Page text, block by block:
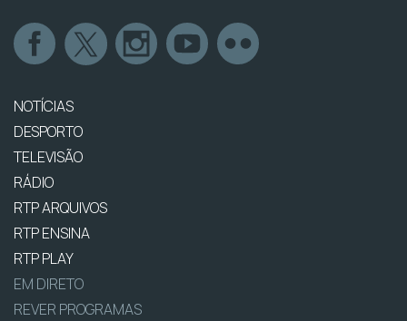
NOTÍCIAS
DESPORTO
TELEVISÃO
RÁDIO
RTP ARQUIVOS
RTP ENSINA
RTP PLAY
EM DIRETO
REVER PROGRAMAS